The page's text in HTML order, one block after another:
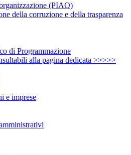
(PIAO)
della corruzione e della trasparenza
di Programmazione
alla pagina dedicata >>>>>
e imprese